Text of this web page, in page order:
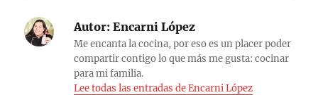
Autor: Encarni López
Me encanta la cocina, por eso es un placer poder
compartir contigo lo que más me gusta: cocinar
para mi familia.
Lee todas las entradas de Encarni López